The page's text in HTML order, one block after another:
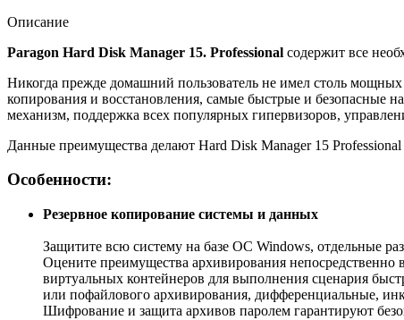
Описание
Paragon Hard Disk Manager 15. Professional содержит все
Никогда прежде домашний пользователь не имел столь
копирования и восстановления, самые быстрые и безопасные
механизм, поддержка всех популярных гипервизоров,
Данные преимущества делают Hard Disk Manager 15
Особенности:
Резервное копирование системы и данных
Защитите всю систему на базе ОС Windows, отдельные
Оцените преимущества архивирования
виртуальных контейнеров для выполнения сценария
или пофайлового архивирования, дифференциальные,
Шифрование и защита архивов паролем гарантируют